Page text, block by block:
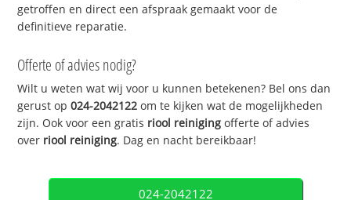
getroffen en direct een afspraak gemaakt voor de
definitieve reparatie.
Offerte of advies nodig?
Wilt u weten wat wij voor u kunnen betekenen? Bel ons dan
gerust op024-2042122 om te kijken wat de mogelijkheden
zijn. Ook voor een gratis riool reiniging offerte of advies
over riool reiniging. Dag en nacht bereikbaar!
024-2042122